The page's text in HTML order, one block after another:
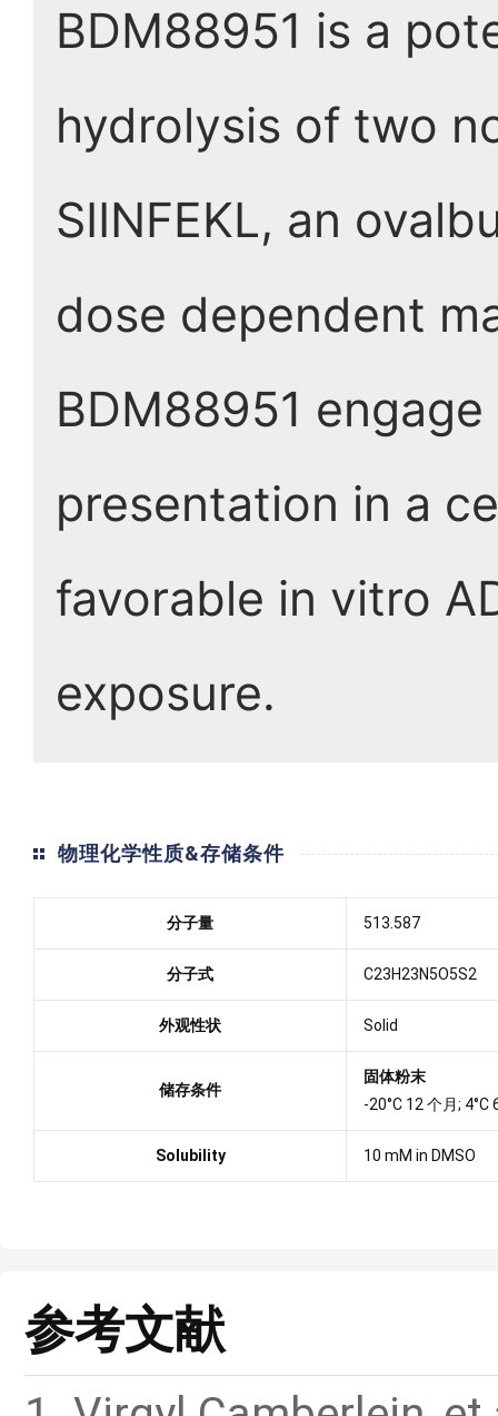
BDM88951 is a
hydrolysis of two
SIINFEKL, an
dose dependent
BDM88951
presentation in a
favorable in vitro
exposure.
物理化学性质&存储条件
分子量 513.587
分子式 C23H23N5O5S2
外观性状 Solid
储存条件
固体粉末
-20°C 12 个月; 4°C
Solubility 10 mM in DMSO
参考文献